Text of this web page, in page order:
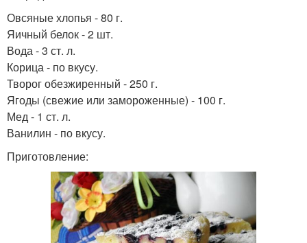
Овсяные хлопья - 80 г.
Яичный белок - 2 шт.
Вода - 3 ст. л.
Корица - по вкусу.
Творог обезжиренный - 250 г.
Ягоды (свежие или замороженные) - 100 г.
Мед - 1 ст. л.
Ванилин - по вкусу.
Приготовление: